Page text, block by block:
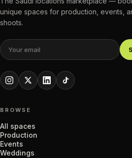
unique spaces for production, events,
shoots.
BROWSE
All spaces
Production
Events
Weddings